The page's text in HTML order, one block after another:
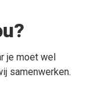
je moet wel
samenwerken.